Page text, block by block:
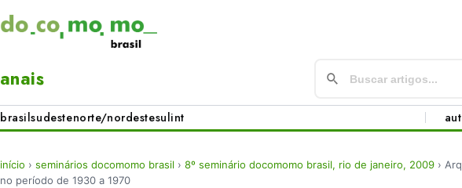
anais
brasilsudestenorte/nordestesulint
início › seminários docomomo brasil › 8º seminário docomomo brasil, rio de janeiro, 2009 ›
no período de 1930 a 1970